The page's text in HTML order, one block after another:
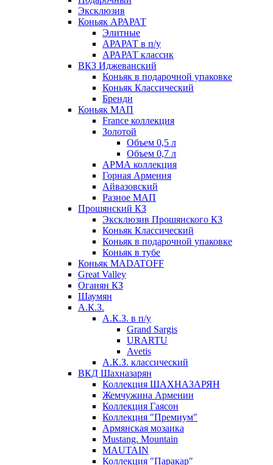
Эксклюзив
Коньяк АРАРАТ
Элитные
АРАРАТ в п/у
АРАРАТ классик
ВКЗ Иджеванский
Коньяк в подарочной упаковке
Коньяк Классический
Бренди
Коньяк МАП
France коллекция
Золотой
Объем 0,5 л
Объем 0,7 л
АРМА коллекция
Горная Армения
Айвазовский
Разное МАП
Прошянский КЗ
Эксклюзив Прошянского КЗ
Коньяк Классический
Коньяк в подарочной упаковке
Коньяк в тубе
Коньяк MADATOFF
Great Valley
Оганян КЗ
Шаумян
А.К.З.
А.К.З. в п/у
Grand Sargis
URARTU
Avetis
А.К.З. классический
ВКД Шахназарян
Коллекция ШАХНАЗАРЯН
Жемчужина Армении
Коллекция Гаясон
Коллекция "Премиум"
Армянская мозаика
Mustang. Mountain
MAUTAIN
Коллекция "Паракар"